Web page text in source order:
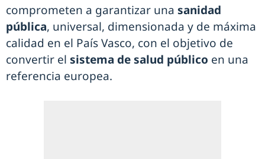
comprometen a garantizar una sanidad
pública, universal, dimensionada y de máxima
calidad en el País Vasco, con el objetivo de
convertir el sistema de salud público en una
referencia europea.